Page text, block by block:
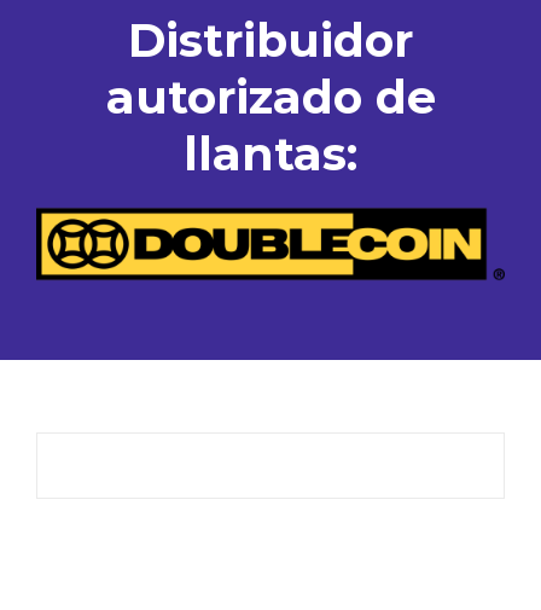
Distribuidor
autorizado de
llantas: